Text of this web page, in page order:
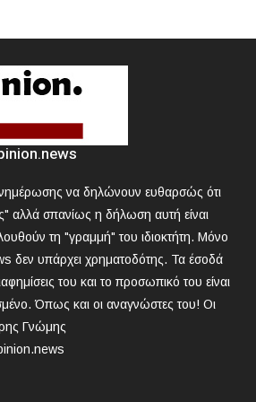
42χρονος που επιτέθηκε με
σε 25χρονο
που εγκλωβίστηκε σε
από γρίπη - 8 νεκροί από Covid, 13
μεταξύ μαθητών σε σχολείο στα βόρεια
να δηλώνουν ευθαρσώς ότι
αλλά σπανίως η δήλωση αυτή είναι
τη "γραμμή" του ιδιοκτήτη. Μόνο
δεν υπάρχει χρηματοδότης. Τα έσοδά
του και το προσωπικό του είναι
Όπως και οι αναγνώστες του! Οι
Γνώμης